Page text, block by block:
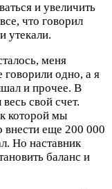
и увеличить
что говорил
утекали.
меня
одно, а я
и прочее. В
свой счет.
которой мы
внести еще 200 000
Но наставник
баланс и